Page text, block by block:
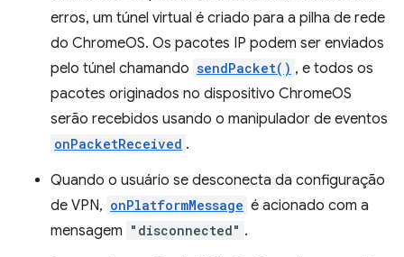
erros, um túnel virtual é criado para a pilha de rede
do ChromeOS. Os pacotes IP podem ser enviados
pelo túnel chamando sendPacket() , e todos os
pacotes originados no dispositivo ChromeOS
serão recebidos usando o manipulador de eventos
onPacketReceived .
Quando o usuário se desconecta da configuração
de VPN, onPlatformMessage é acionado com a
mensagem "disconnected" .